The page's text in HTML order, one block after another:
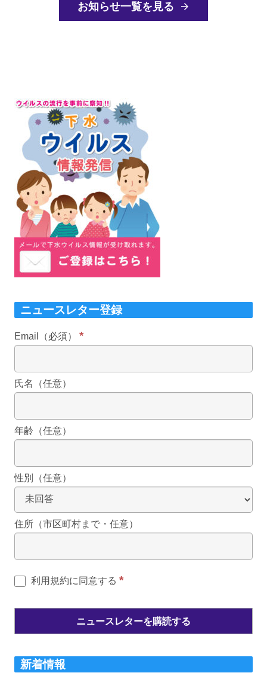
お知らせ一覧を見る arrow_forward
ニュースレター登録
Email（必須） *
氏名（任意）
年齢（任意）
性別（任意）
住所（市区町村まで・任意）
利用規約に同意する *
新着情報